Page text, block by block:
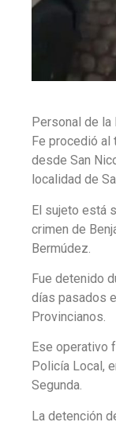
Personal de
Fe procedió al
desde San
localidad de
El sujeto está
crimen de
Bermúdez.
Fue detenido
días pasados
Provincianos.
Ese operativo
Policía Local,
Segunda.
La detención